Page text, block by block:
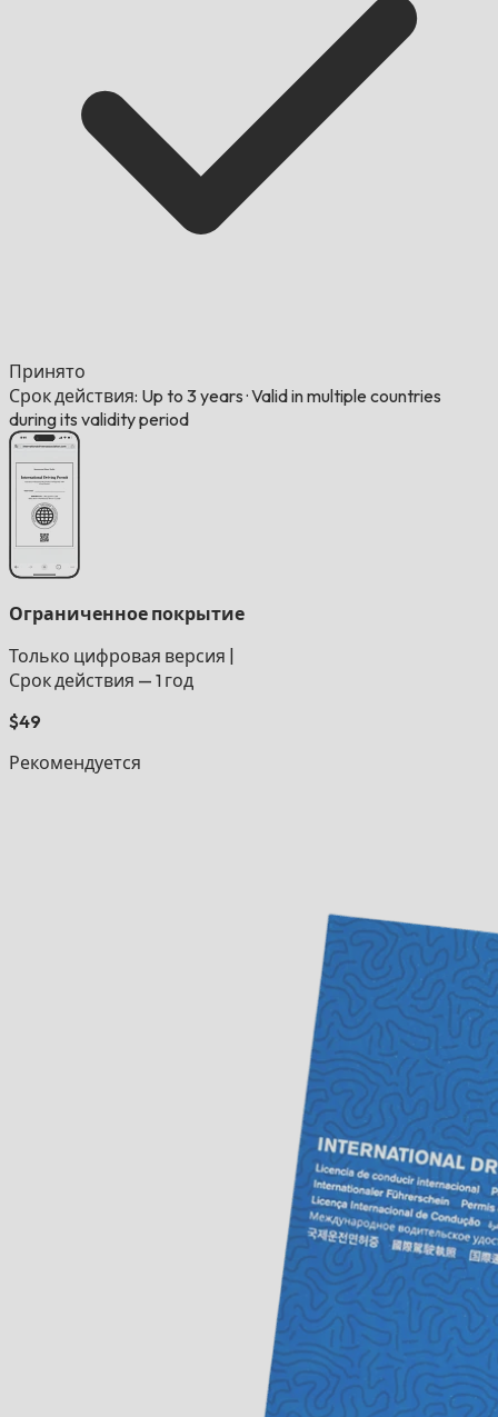
Принято
Срок действия: Up to 3 years ·Valid in multiple countries
during its validity period
Ограниченное покрытие
Только цифровая версия
Срок действия — 1 год
$49
Рекомендуется